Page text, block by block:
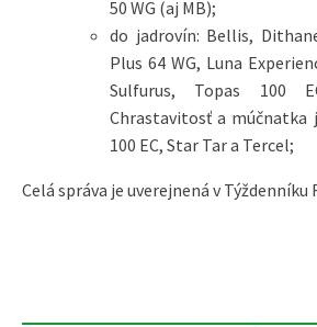
50 WG (aj MB);
do jadrovín: Bellis,
Plus 64 WG, Luna
Sulfurus, Topas 100
Chrastavitosť a múčnatka
100 EC, Star Tar a Tercel;
Celá správa je uverejnená v Týždenníku